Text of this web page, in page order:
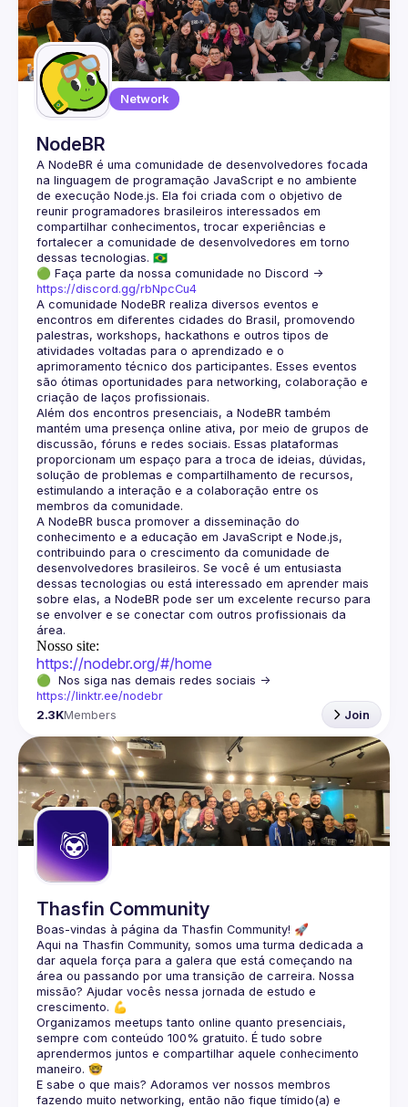
Network
NodeBR
A NodeBR é uma comunidade de desenvolvedores focada
na linguagem de programação JavaScript e no ambiente
de execução Node.js. Ela foi criada com o objetivo de
reunir programadores brasileiros interessados em
compartilhar conhecimentos, trocar experiências e
fortalecer a comunidade de desenvolvedores em torno
🟢 Faça parte da nossa comunidade no Discord ->
https://discord.gg/rbNpcCu4
A comunidade NodeBR realiza diversos eventos e
encontros em diferentes cidades do Brasil, promovendo
palestras, workshops, hackathons e outros tipos de
atividades voltadas para o aprendizado e o
aprimoramento técnico dos participantes. Esses eventos
são ótimas oportunidades para networking, colaboração e
Além dos encontros presenciais, a NodeBR também
mantém uma presença online ativa, por meio de grupos de
discussão, fóruns e redes sociais. Essas plataformas
proporcionam um espaço para a troca de ideias, dúvidas,
solução de problemas e compartilhamento de recursos,
estimulando a interação e a colaboração entre os
A NodeBR busca promover a disseminação do
conhecimento e a educação em JavaScript e Node.js,
contribuindo para o crescimento da comunidade de
desenvolvedores brasileiros. Se você é um entusiasta
dessas tecnologias ou está interessado em aprender mais
sobre elas, a NodeBR pode ser um excelente recurso para
se envolver e se conectar com outros profissionais da
Nosso site:
https://nodebr.org/#/home
https://linktr.ee/nodebr
2.3KMembers Join
Thasfin Community
Boas-vindas à página da Thasfin Community! 🚀
Aqui na Thasfin Community, somos uma turma dedicada a
dar aquela força para a galera que está começando na
área ou passando por uma transição de carreira. Nossa
missão? Ajudar vocês nessa jornada de estudo e
crescimento. 💪
Organizamos meetups tanto online quanto presenciais,
sempre com conteúdo 100% gratuito. É tudo sobre
aprendermos juntos e compartilhar aquele conhecimento
maneiro. 🤓
E sabe o que mais? Adoramos ver nossos membros
fazendo muito networking, então não fique tímido(a) e